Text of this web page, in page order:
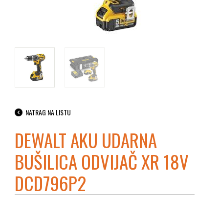
NATRAG NA LISTU
DEWALT AKU UDARNA
BUŠILICA ODVIJAČ XR 18V
DCD796P2